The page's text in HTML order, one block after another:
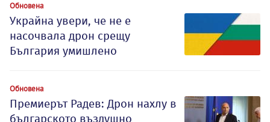
Обновена
Украйна увери, че не е
насочвала дрон срещу
България умишлено
Обновена
Премиерът Радев: Дрон нахлу в
българското въздушно